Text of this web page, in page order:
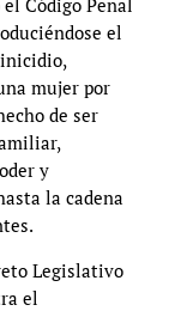
el
mujer por
de ser
y
la cadena
Legislativo
el